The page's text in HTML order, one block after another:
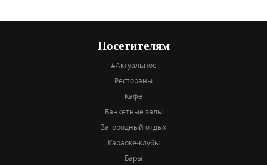
Посетителям
#Актуальное
Рестораны
Кафе
Банкетные залы
Загородный отдых
Караоке-клубы
Бары